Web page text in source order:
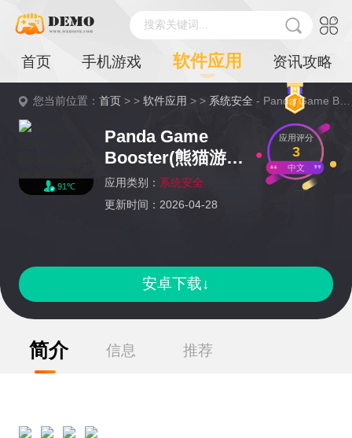
搜索关键词...
首页 手机游戏 软件应用 资讯攻略
您当前位置：首页 > >软件应用 > > 系统安全 - Panda Game Booster(熊猫游戏助推器免付费版)详情
91℃
Panda Game
Booster(熊猫游戏
助推器免付费版)
应用类别： 系统安全
更新时间：2026-04-28
应用评分
3
中文
安卓下载↓
简介 信息 推荐